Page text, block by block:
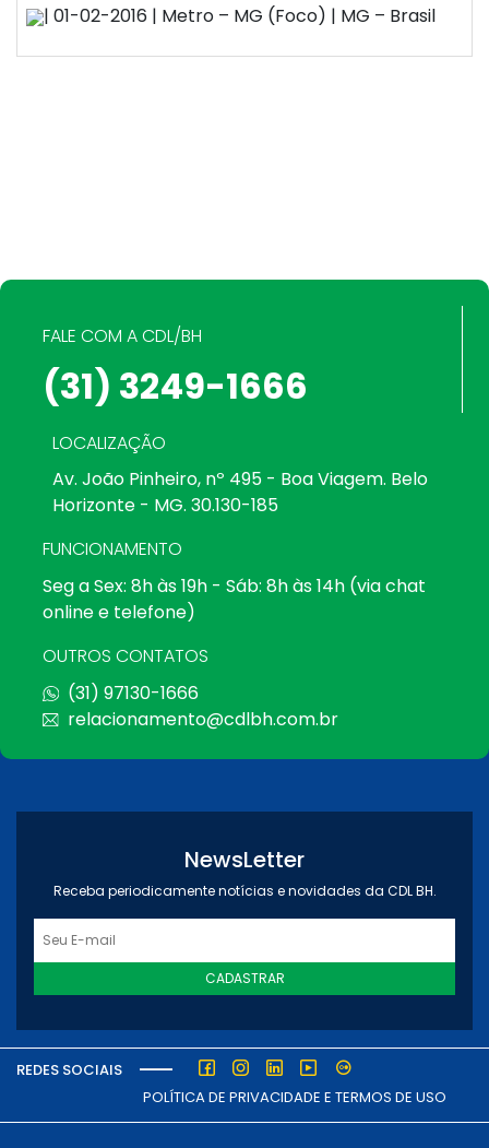
| 01-02-2016 | Metro – MG (Foco) | MG – Brasil
FALE COM A CDL/BH
(31) 3249-1666
LOCALIZAÇÃO
Av. João Pinheiro, nº 495 - Boa Viagem. Belo
Horizonte - MG. 30.130-185
FUNCIONAMENTO
Seg a Sex: 8h às 19h - Sáb: 8h às 14h (via chat
online e telefone)
OUTROS CONTATOS
(31) 97130-1666
relacionamento@cdlbh.com.br
NewsLetter
Receba periodicamente notícias e novidades da CDL BH.
CADASTRAR
REDES SOCIAIS
POLÍTICA DE PRIVACIDADE E TERMOS DE USO